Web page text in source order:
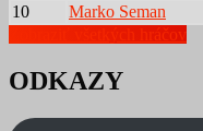
10
Marko Seman
Zobraziť všetkých hráčov
ODKAZY